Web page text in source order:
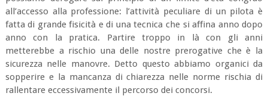
all’accesso alla professione: l’attività peculiare di un pilota è
fatta di grande fisicità e di una tecnica che si affina anno dopo
anno con la pratica. Partire troppo in là con gli anni
metterebbe a rischio una delle nostre prerogative che è la
sicurezza nelle manovre. Detto questo abbiamo organici da
sopperire e la mancanza di chiarezza nelle norme rischia di
rallentare eccessivamente il percorso dei concorsi.